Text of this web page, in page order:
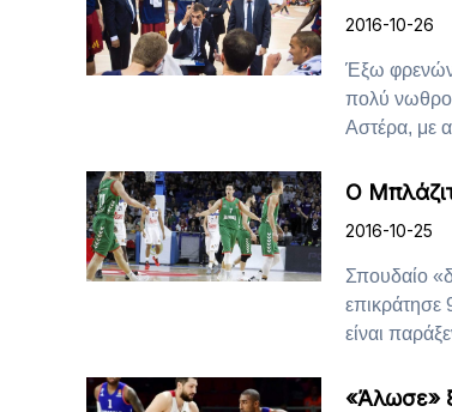
2016-10-26
Έξω φρενών
πολύ
Αστέρα, με
Ο
2016-10-25
Σπουδαίο
επικράτησε
είναι
«Άλωσε»